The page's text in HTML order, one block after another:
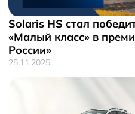
Solaris HS стал
«Малый класс» в
России»
25.11.2025